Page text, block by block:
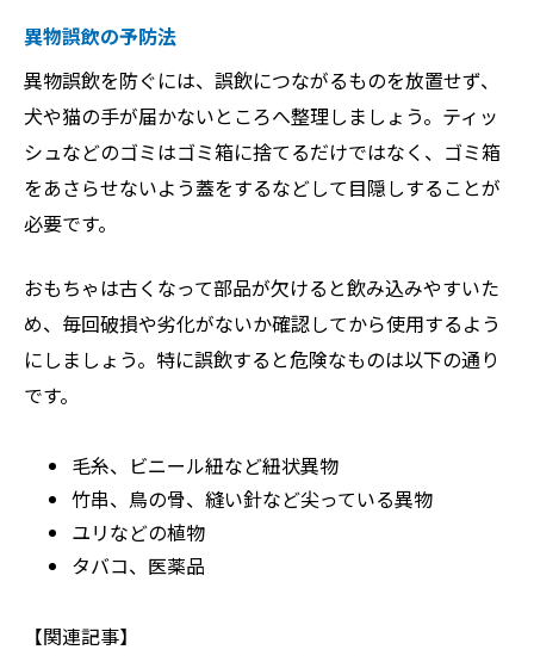
異物誤飲の予防法
異物誤飲を防ぐには、誤飲につながるものを放置せず、
犬や猫の手が届かないところへ整理しましょう。ティッ
シュなどのゴミはゴミ箱に捨てるだけではなく、ゴミ箱
をあさらせないよう蓋をするなどして目隠しすることが
必要です。
おもちゃは古くなって部品が欠けると飲み込みやすいた
め、毎回破損や劣化がないか確認してから使用するよう
にしましょう。特に誤飲すると危険なものは以下の通り
です。
毛糸、ビニール紐など紐状異物
竹串、鳥の骨、縫い針など尖っている異物
ユリなどの植物
タバコ、医薬品
【関連記事】